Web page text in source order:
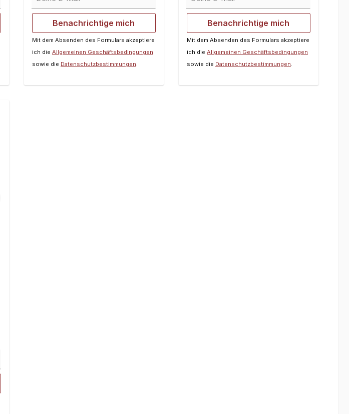
wo er mittels Schrauben
gesichert wird.Passend für FG
und Mecatech Tank.Inhalt:1 Set
Benachrichtige mich
Mit dem Absenden des Formulars akzeptiere
ich die Allgemeinen Geschäftsbedingungen
sowie die Datenschutzbestimmungen.
Benachrichtige mich
Mit dem Absenden des Formulars akzeptiere
ich die Allgemeinen Geschäftsbedingungen
sowie die Datenschutzbestimmungen.